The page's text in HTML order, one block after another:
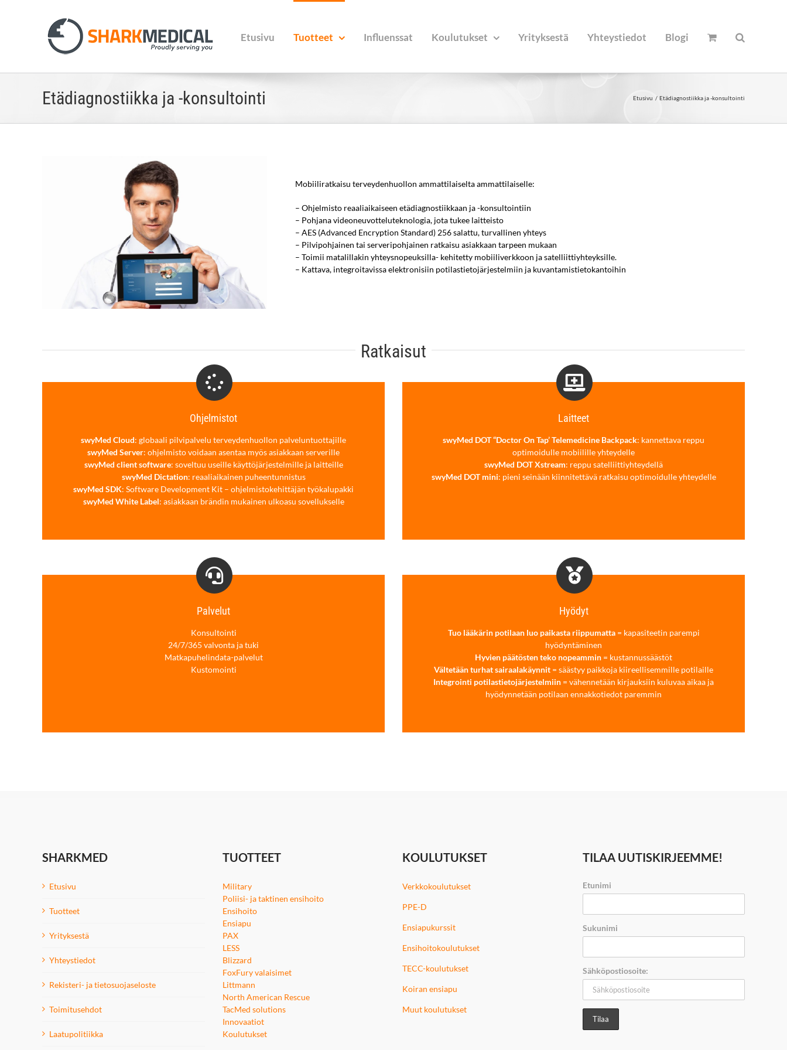
Etusivu Tuotteet Influenssat Koulutukset Yrityksestä Yhteystiedot Blogi
Etädiagnostiikka ja -konsultointi Etusivu Etädiagnostiikka ja -konsultointi
Mobiiliratkaisu terveydenhuollon ammattilaiselta ammattilaiselle:
– Ohjelmisto reaaliaikaiseen etädiagnostiikkaan ja -konsultointiin
– Pohjana videoneuvotteluteknologia, jota tukee laitteisto
– AES (Advanced Encryption Standard) 256 salattu, turvallinen yhteys
– Pilvipohjainen tai serveripohjainen ratkaisu asiakkaan tarpeen mukaan
– Toimii matalillakin yhteysnopeuksilla- kehitetty mobiiliverkkoon ja satelliittiyhteyksille.
– Kattava, integroitavissa elektronisiin potilastietojärjestelmiin ja kuvantamistietokantoihin
Ratkaisut
Ohjelmistot
swyMed Cloud: globaali pilvipalvelu terveydenhuollon palveluntuottajille
swyMed Server: ohjelmisto voidaan asentaa myös asiakkaan serverille
swyMed client software: soveltuu useille käyttöjärjestelmille ja laitteille
swyMed Dictation: reaaliaikainen puheentunnistus
swyMed SDK: Software Development Kit – ohjelmistokehittäjän työkalupakki
swyMed White Label: asiakkaan brändin mukainen ulkoasu sovellukselle
Laitteet
swyMed DOT “Doctor On Tap’ Telemedicine Backpack: kannettava reppu
optimoidulle mobiilille yhteydelle
swyMed DOT Xstream: reppu satelliittiyhteydellä
swyMed DOT mini: pieni seinään kiinnitettävä ratkaisu optimoidulle yhteydelle
Palvelut
Konsultointi
24/7/365 valvonta ja tuki
Matkapuhelindata-palvelut
Kustomointi
Hyödyt
Tuo lääkärin potilaan luo paikasta riippumatta= kapasiteetin parempi
hyödyntäminen
Hyvien päätösten teko nopeammin = kustannussäästöt
Vältetään turhat sairaalakäynnit = säästyy paikkoja kiireellisemmille potilaille
Integrointi potilastietojärjestelmiin = vähennetään kirjauksiin kuluvaa aikaa ja
hyödynnetään potilaan ennakkotiedot paremmin
SHARKMED
Etusivu
Tuotteet
Yrityksestä
Yhteystiedot
Rekisteri- ja tietosuojaseloste
Toimitusehdot
Laatupolitiikka
TUOTTEET
Military
Poliisi- ja taktinen ensihoito
Ensihoito
Ensiapu
PAX
LESS
Blizzard
FoxFury valaisimet
Littmann
North American Rescue
TacMed solutions
Innovaatiot
Koulutukset
KOULUTUKSET
Verkkokoulutukset
PPE-D
Ensiapukurssit
Ensihoitokoulutukset
TECC-koulutukset
Koiran ensiapu
Muut koulutukset
TILAA UUTISKIRJEEMME!
Etunimi
Sukunimi
Sähköpostiosoite: